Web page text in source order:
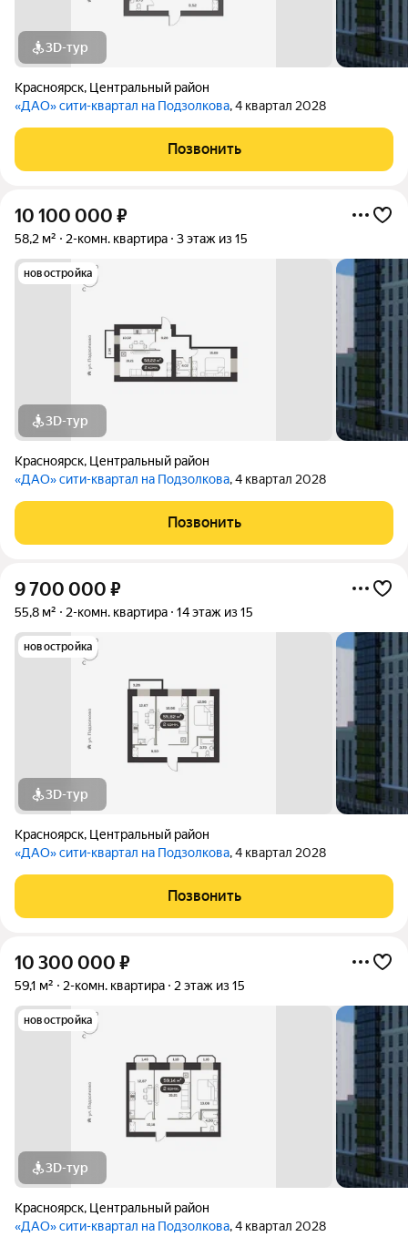
3D-тур
Красноярск, Центральный район
«ДАО» сити-квартал на Подзолкова, 4 квартал 2028
Позвонить
10 100 000 ₽
58,2 м² 2-комн. квартира 3 этаж из 15
новостройка
3D-тур
Красноярск, Центральный район
«ДАО» сити-квартал на Подзолкова, 4 квартал 2028
Позвонить
9 700 000 ₽
55,8 м² 2-комн. квартира 14 этаж из 15
новостройка
3D-тур
Красноярск, Центральный район
«ДАО» сити-квартал на Подзолкова, 4 квартал 2028
Позвонить
10 300 000 ₽
59,1 м² 2-комн. квартира 2 этаж из 15
новостройка
3D-тур
Красноярск, Центральный район
«ДАО» сити-квартал на Подзолкова, 4 квартал 2028